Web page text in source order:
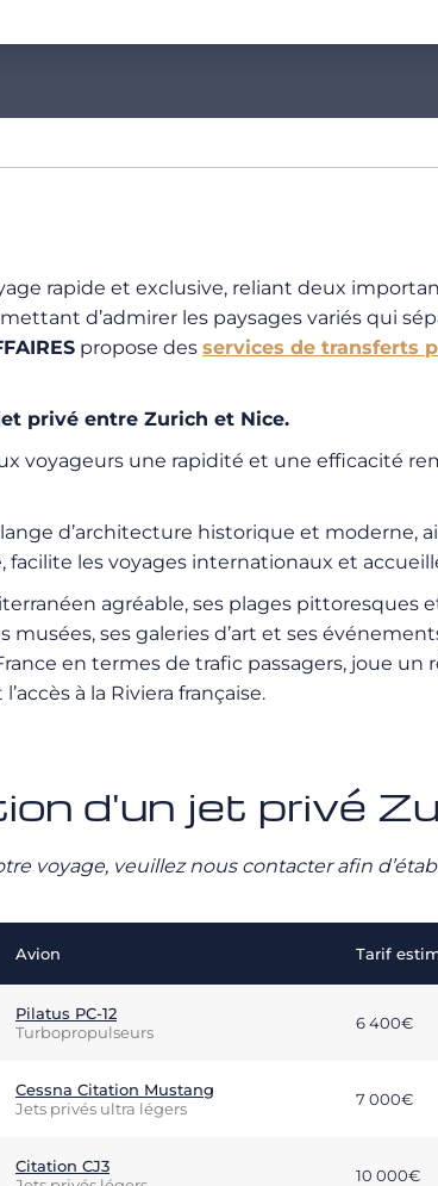
rapide et exclusive, reliant deux
d’admirer les paysages variés qui
propose des services de transferts
privé entre Zurich et Nice.
voyageurs une rapidité et une efficacité
d’architecture historique et moderne,
facilite les voyages internationaux et
agréable, ses plages pittoresques
ses galeries d’art et ses
en termes de trafic passagers, joue
à la Riviera française.
d'un jet privé
voyage, veuillez nous contacter afin
Avion Tarif
Pilatus PC-12
Turbopropulseurs
6 400€
Cessna Citation Mustang
Jets privés ultra légers
7 000€
Citation CJ3
10 000€